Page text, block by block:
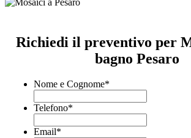
Richiedi il preventivo per
bagno Pesaro
Nome e Cognome*
Telefono*
Email*